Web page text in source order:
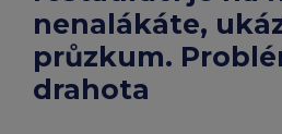
evropský
průzkum.
Problémem
Informace k migraci na
nenalákáte,
průzkum.
drahota